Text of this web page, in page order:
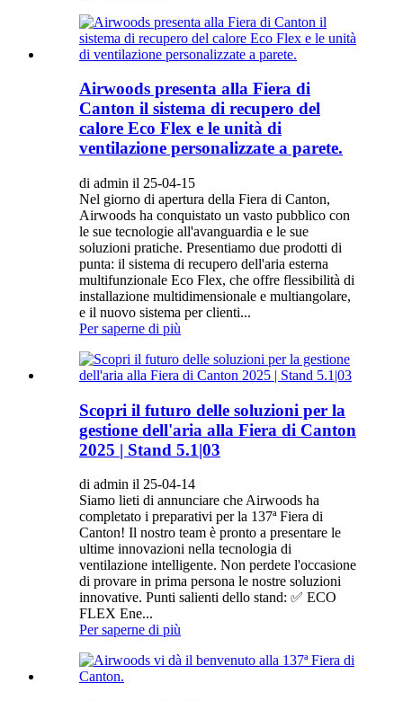
Airwoods presenta alla Fiera di
Canton il sistema di recupero del
calore Eco Flex e le unità di
ventilazione personalizzate a parete.
di admin il 25-04-15
Nel giorno di apertura della Fiera di Canton,
Airwoods ha conquistato un vasto pubblico con
le sue tecnologie all'avanguardia e le sue
soluzioni pratiche. Presentiamo due prodotti di
punta: il sistema di recupero dell'aria esterna
multifunzionale Eco Flex, che offre flessibilità di
installazione multidimensionale e multiangolare,
e il nuovo sistema per clienti...
Per saperne di più
Scopri il futuro delle soluzioni per la
gestione dell'aria alla Fiera di Canton
2025 | Stand 5.1|03
di admin il 25-04-14
Siamo lieti di annunciare che Airwoods ha
completato i preparativi per la 137ª Fiera di
Canton! Il nostro team è pronto a presentare le
ultime innovazioni nella tecnologia di
ventilazione intelligente. Non perdete l'occasione
di provare in prima persona le nostre soluzioni
innovative. Punti salienti dello stand: ✅ ECO
FLEX Ene...
Per saperne di più